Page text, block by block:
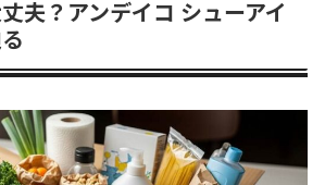
夫？アンデイコ シューアイ